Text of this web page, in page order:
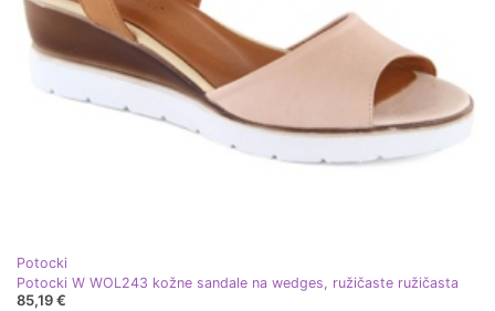
Potocki
Potocki W WOL243 kožne sandale na wedges, ružičaste ružičasta
85,19 €